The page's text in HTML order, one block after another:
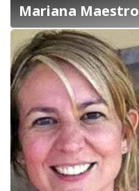
Mariana Maestro